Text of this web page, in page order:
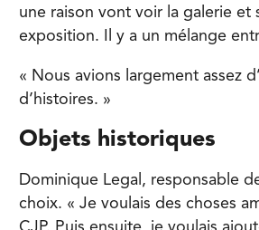
une raison vont voir la galerie et
exposition. Il y a un mélange
« Nous avions largement assez
d’histoires. »
Objets historiques
Dominique Legal, responsable
choix. « Je voulais des choses